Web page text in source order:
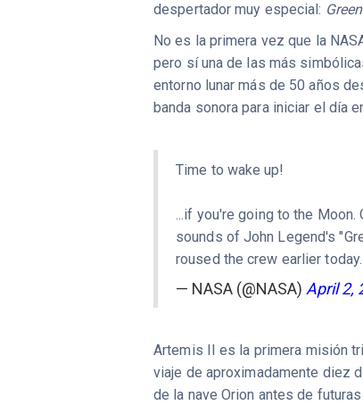
despertador muy especial:
No es la primera vez que la
pero sí una de las más
entorno lunar más de 50 años
banda sonora para iniciar el día
Time to wake up!
...if you're going to the
sounds of John Legend's
roused the crew earlier today.
— NASA (@NASA) April 2,
Artemis II es la primera misión
viaje de aproximadamente diez
de la nave Orion antes de